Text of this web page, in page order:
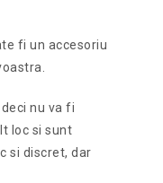
fi un accesoriu
nu va fi
loc si sunt
si discret, dar